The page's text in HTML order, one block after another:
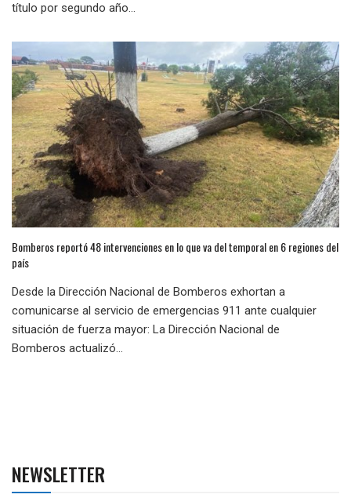
título por segundo año...
Bomberos reportó 48 intervenciones en lo que va del temporal en 6 regiones del
país
Desde la Dirección Nacional de Bomberos exhortan a
comunicarse al servicio de emergencias 911 ante cualquier
situación de fuerza mayor: La Dirección Nacional de
Bomberos actualizó...
NEWSLETTER